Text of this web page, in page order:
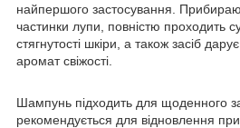
найпершого застосування.
частинки лупи, повністю проходить
стягнутості шкіри, а також засіб
аромат свіжості.
Шампунь підходить для щоденного
рекомендується для відновлення